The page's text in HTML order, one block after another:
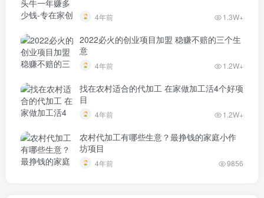
4年前 1.3W+
2022必火的创业项目加盟 稳赚不赔的三个生
意
4年前 1.2W+
找在农村适合的代加工 在家做加工活4个好项
目
4年前 1.2W+
农村代加工有哪些生意？最挣钱的家庭小作
坊项目
4年前 9856